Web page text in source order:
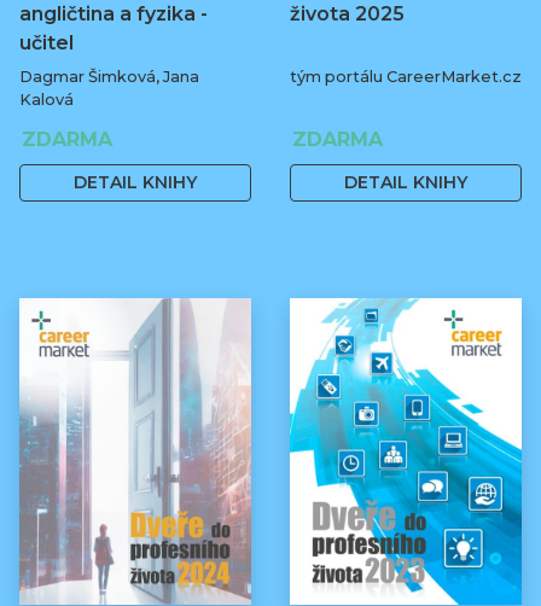
angličtina a fyzika -
učitel
Dagmar Šimková, Jana
Kalová
ZDARMA
DETAIL KNIHY
života 2025
tým portálu CareerMarket.cz
ZDARMA
DETAIL KNIHY